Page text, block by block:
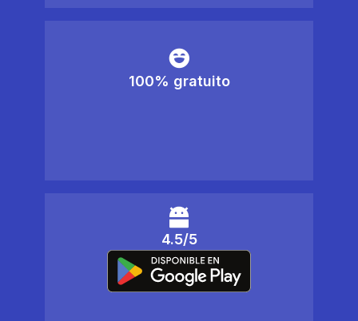
100% gratuito
4.5/5